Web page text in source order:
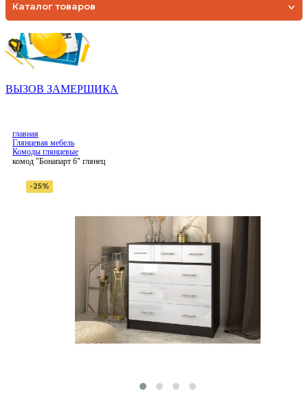
Каталог товаров
ВЫЗОВ ЗАМЕРЩИКА
главная
Глянцевая мебель
Комоды глянцевые
комод "Бонапарт 6" глянец
-25%